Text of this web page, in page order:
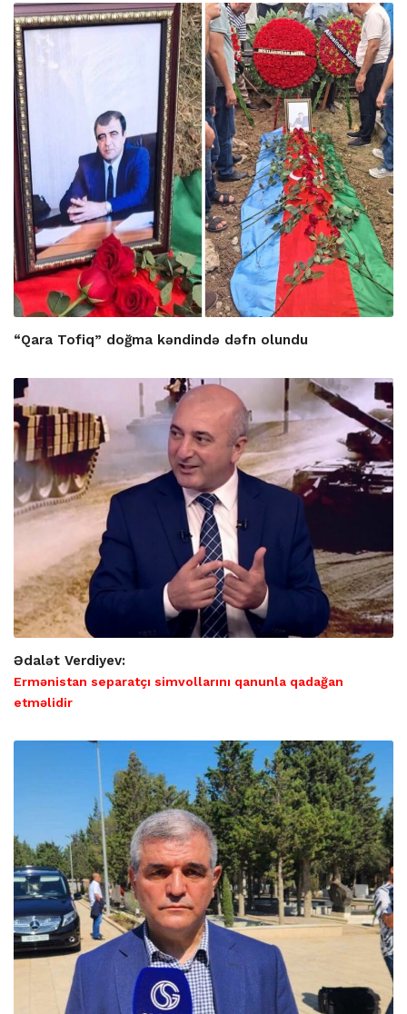
“Qara Tofiq” doğma kəndində dəfn olundu
Ədalət Verdiyev:
Ermənistan separatçı simvollarını qanunla qadağan
etməlidir